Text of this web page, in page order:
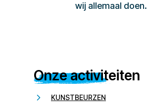
wij allemaal doen.
Onze activiteiten
KUNSTBEURZEN